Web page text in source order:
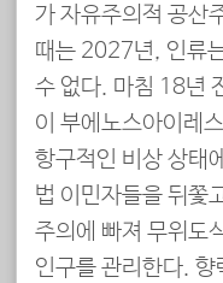
가 자유주의적 공산
때는 2027년, 인류
수 없다. 마침 18년
이 부에노스아이레
항구적인 비상 상태
법 이민자들을 뒤쫓
주의에 빠져 무위도
인구를 관리한다. 향